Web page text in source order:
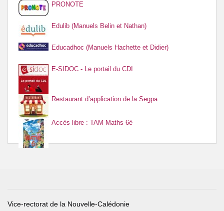
PRONOTE
Edulib (Manuels Belin et Nathan)
Educadhoc (Manuels Hachette et Didier)
E-SIDOC - Le portail du CDI
Restaurant d’application de la Segpa
Accès libre : TAM Maths 6è
Vice-rectorat de la Nouvelle-Calédonie